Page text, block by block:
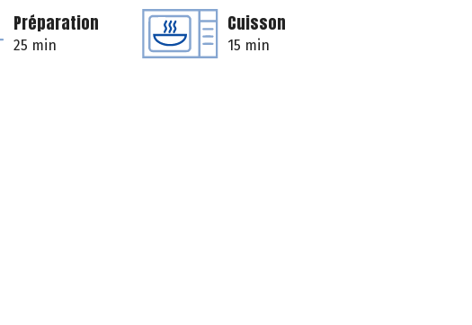
Préparation
25 min
Cuisson
15 min